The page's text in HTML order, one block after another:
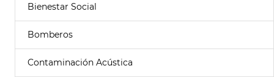
Bienestar Social
Bomberos
Contaminación Acústica